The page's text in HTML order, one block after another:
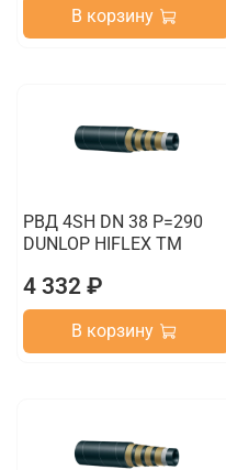
В корзину
РВД 4SH DN 38 P=290
DUNLOP HIFLEX TM
4 332 ₽
В корзину